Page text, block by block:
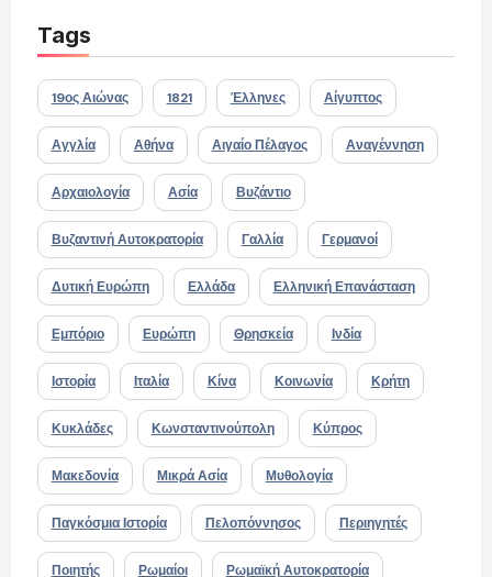
Tags
19ος Αιώνας 1821 Έλληνες Αίγυπτος
Αγγλία Αθήνα Αιγαίο Πέλαγος Αναγέννηση
Αρχαιολογία Ασία Βυζάντιο
Βυζαντινή Αυτοκρατορία Γαλλία Γερμανοί
Δυτική Ευρώπη Ελλάδα Ελληνική Επανάσταση
Εμπόριο Ευρώπη Θρησκεία Ινδία
Ιστορία Ιταλία Κίνα Κοινωνία Κρήτη
Κυκλάδες Κωνσταντινούπολη Κύπρος
Μακεδονία Μικρά Ασία Μυθολογία
Παγκόσμια Ιστορία Πελοπόννησος Περιηγητές
Ποιητής Ρωμαίοι Ρωμαϊκή Αυτοκρατορία